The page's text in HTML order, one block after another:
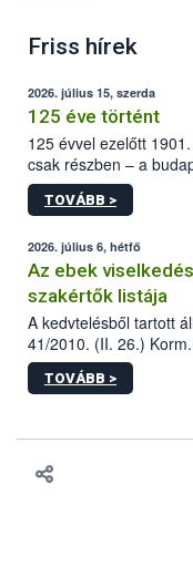
Friss hírek
2026. július 15, szerda
125 éve történt
125 évvel ezelőtt
csak részben – a
állomás a Kis Rókus
tervezett új épületébe.
TOVÁBB >
2026. július 6, hétfő
Az ebek
szakértők listája
A kedvtelésből tartott
41/2010. (II. 26.)
sérülés, illetve ennek
hatósági feladatokat,
TOVÁBB >